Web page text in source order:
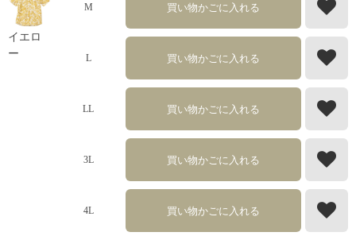
イエロ
ー
M 買い物かごに入れる
L 買い物かごに入れる
LL 買い物かごに入れる
3L 買い物かごに入れる
4L 買い物かごに入れる